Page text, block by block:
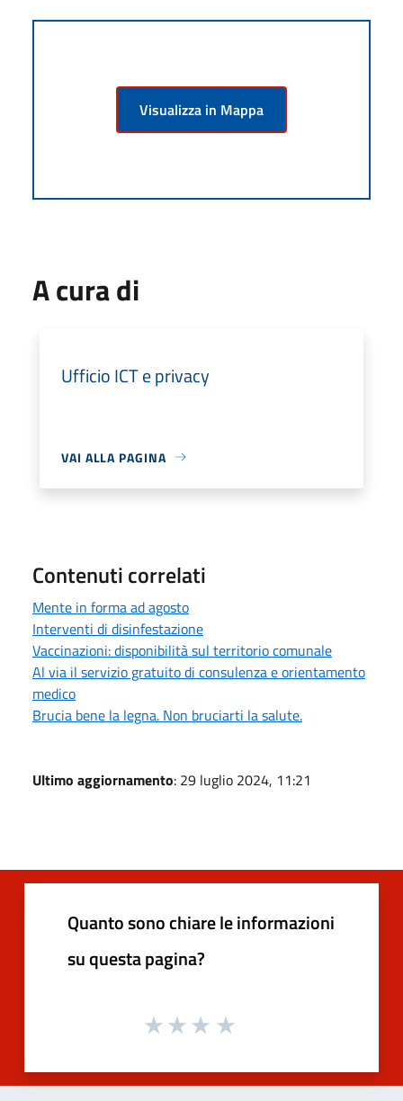
Visualizza in Mappa
A cura di
Ufficio ICT e privacy
VAI ALLA PAGINA
Contenuti correlati
Mente in forma ad agosto
Interventi di disinfestazione
Vaccinazioni: disponibilità sul territorio comunale
Al via il servizio gratuito di consulenza e orientamento
medico
Brucia bene la legna. Non bruciarti la salute.
Ultimo aggiornamento: 29 luglio 2024, 11:21
Quanto sono chiare le informazioni
su questa pagina?